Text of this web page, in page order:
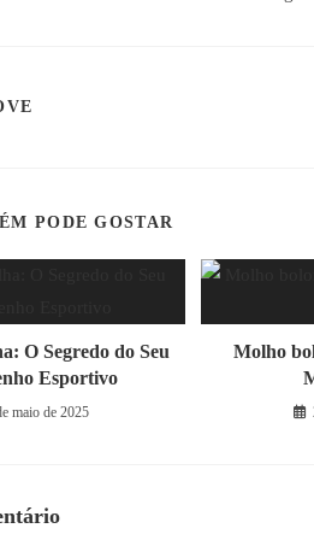
PODE GOSTAR
O Segredo do Seu
Esportivo
maio de 2025
Molho